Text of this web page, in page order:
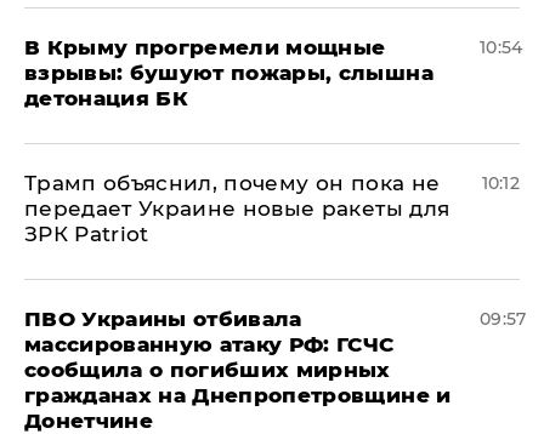
В Крыму прогремели мощные
взрывы: бушуют пожары, слышна
детонация БК
10:54
Трамп объяснил, почему он пока не
передает Украине новые ракеты для
ЗРК Patriot
10:12
ПВО Украины отбивала
массированную атаку РФ: ГСЧС
сообщила о погибших мирных
гражданах на Днепропетровщине и
Донетчине
09:57